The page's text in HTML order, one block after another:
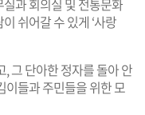
쉬어갈 수 있게 ‘사랑
, 그 단아한 정자를 돌아 안
이들과 주민들을 위한 모